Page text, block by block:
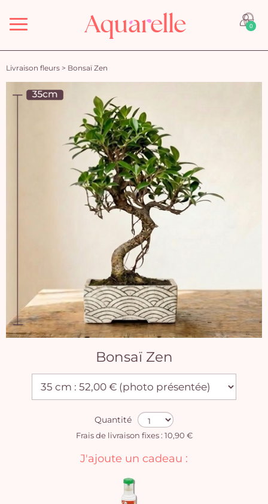
Menu 0
Livraison fleurs > Bonsaï Zen
Bonsaï Zen
Quantité
Frais de livraison fixes : 10,90 €
J'ajoute un cadeau :